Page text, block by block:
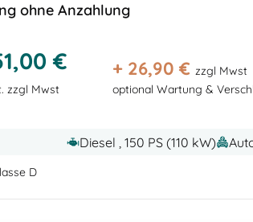
ohne Anzahlung
€
zzgl Mwst
+ 26,90 € zzgl Mwst
optional Wartung &
Diesel , 150 PS (110 kW)
D